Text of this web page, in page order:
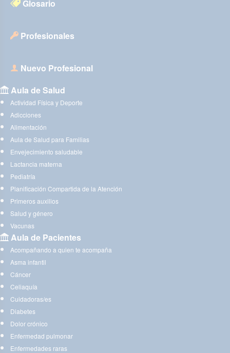
Glosario
Profesionales
Nuevo Profesional
Aula de Salud
Actividad Física y Deporte
Adicciones
Alimentación
Aula de Salud para Familias
Envejecimiento saludable
Lactancia materna
Pediatría
Planificación Compartida de la Atención
Primeros auxilios
Salud y género
Vacunas
Aula de Pacientes
Acompañando a quien te acompaña
Asma infantil
Cáncer
Celiaquía
Cuidadoras/es
Diabetes
Dolor crónico
Enfermedad pulmonar
Enfermedades raras